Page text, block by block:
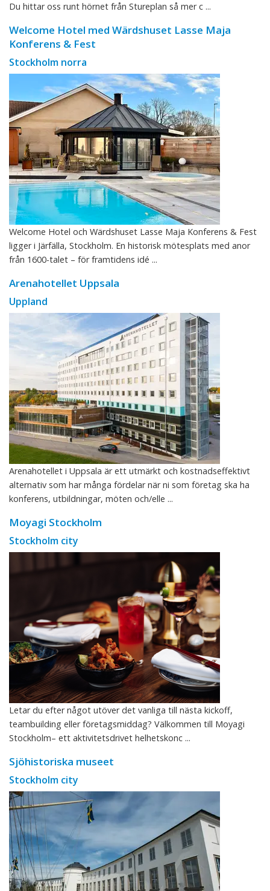
Du hittar oss runt hörnet från Stureplan så mer c ...
Welcome Hotel med Wärdshuset Lasse Maja
Konferens & Fest
Stockholm norra
Welcome Hotel och Wärdshuset Lasse Maja Konferens & Fest
ligger i Järfälla, Stockholm. En historisk mötesplats med anor
från 1600-talet – för framtidens idé ...
Arenahotellet Uppsala
Uppland
Arenahotellet i Uppsala är ett utmärkt och kostnadseffektivt
alternativ som har många fördelar när ni som företag ska ha
konferens, utbildningar, möten och/elle ...
Moyagi Stockholm
Stockholm city
Letar du efter något utöver det vanliga till nästa kickoff,
teambuilding eller företagsmiddag? Välkommen till Moyagi
Stockholm– ett aktivitetsdrivet helhetskonc ...
Sjöhistoriska museet
Stockholm city